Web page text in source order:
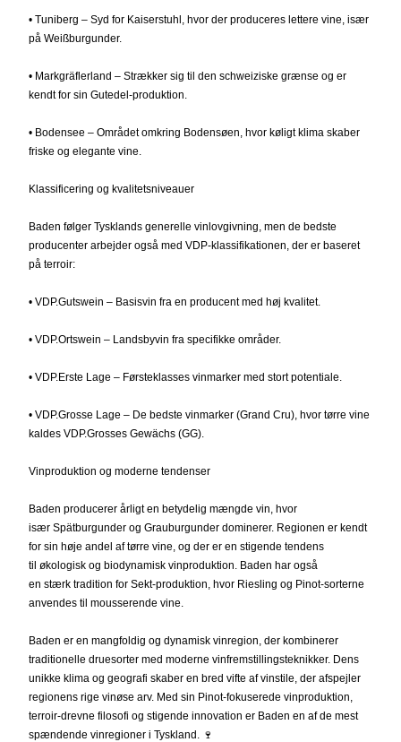
• Tuniberg – Syd for Kaiserstuhl, hvor der produceres lettere vine, især
på Weißburgunder.
• Markgräflerland – Strækker sig til den schweiziske grænse og er
kendt for sin Gutedel-produktion.
• Bodensee – Området omkring Bodensøen, hvor køligt klima skaber
friske og elegante vine.
Klassificering og kvalitetsniveauer
Baden følger Tysklands generelle vinlovgivning, men de bedste
producenter arbejder også med VDP-klassifikationen, der er baseret
på terroir:
• VDP.Gutswein – Basisvin fra en producent med høj kvalitet.
• VDP.Ortswein – Landsbyvin fra specifikke områder.
• VDP.Erste Lage – Førsteklasses vinmarker med stort potentiale.
• VDP.Grosse Lage – De bedste vinmarker (Grand Cru), hvor tørre vine
kaldes VDP.Grosses Gewächs (GG).
Vinproduktion og moderne tendenser
Baden producerer årligt en betydelig mængde vin, hvor
især Spätburgunder og Grauburgunder dominerer. Regionen er kendt
for sin høje andel af tørre vine, og der er en stigende tendens
til økologisk og biodynamisk vinproduktion. Baden har også
en stærk tradition for Sekt-produktion, hvor Riesling og Pinot-sorterne
anvendes til mousserende vine.
Baden er en mangfoldig og dynamisk vinregion, der kombinerer
traditionelle druesorter med moderne vinfremstillingsteknikker. Dens
unikke klima og geografi skaber en bred vifte af vinstile, der afspejler
regionens rige vinøse arv. Med sin Pinot-fokuserede vinproduktion,
terroir-drevne filosofi og stigende innovation er Baden en af de mest
spændende vinregioner i Tyskland. 🍷